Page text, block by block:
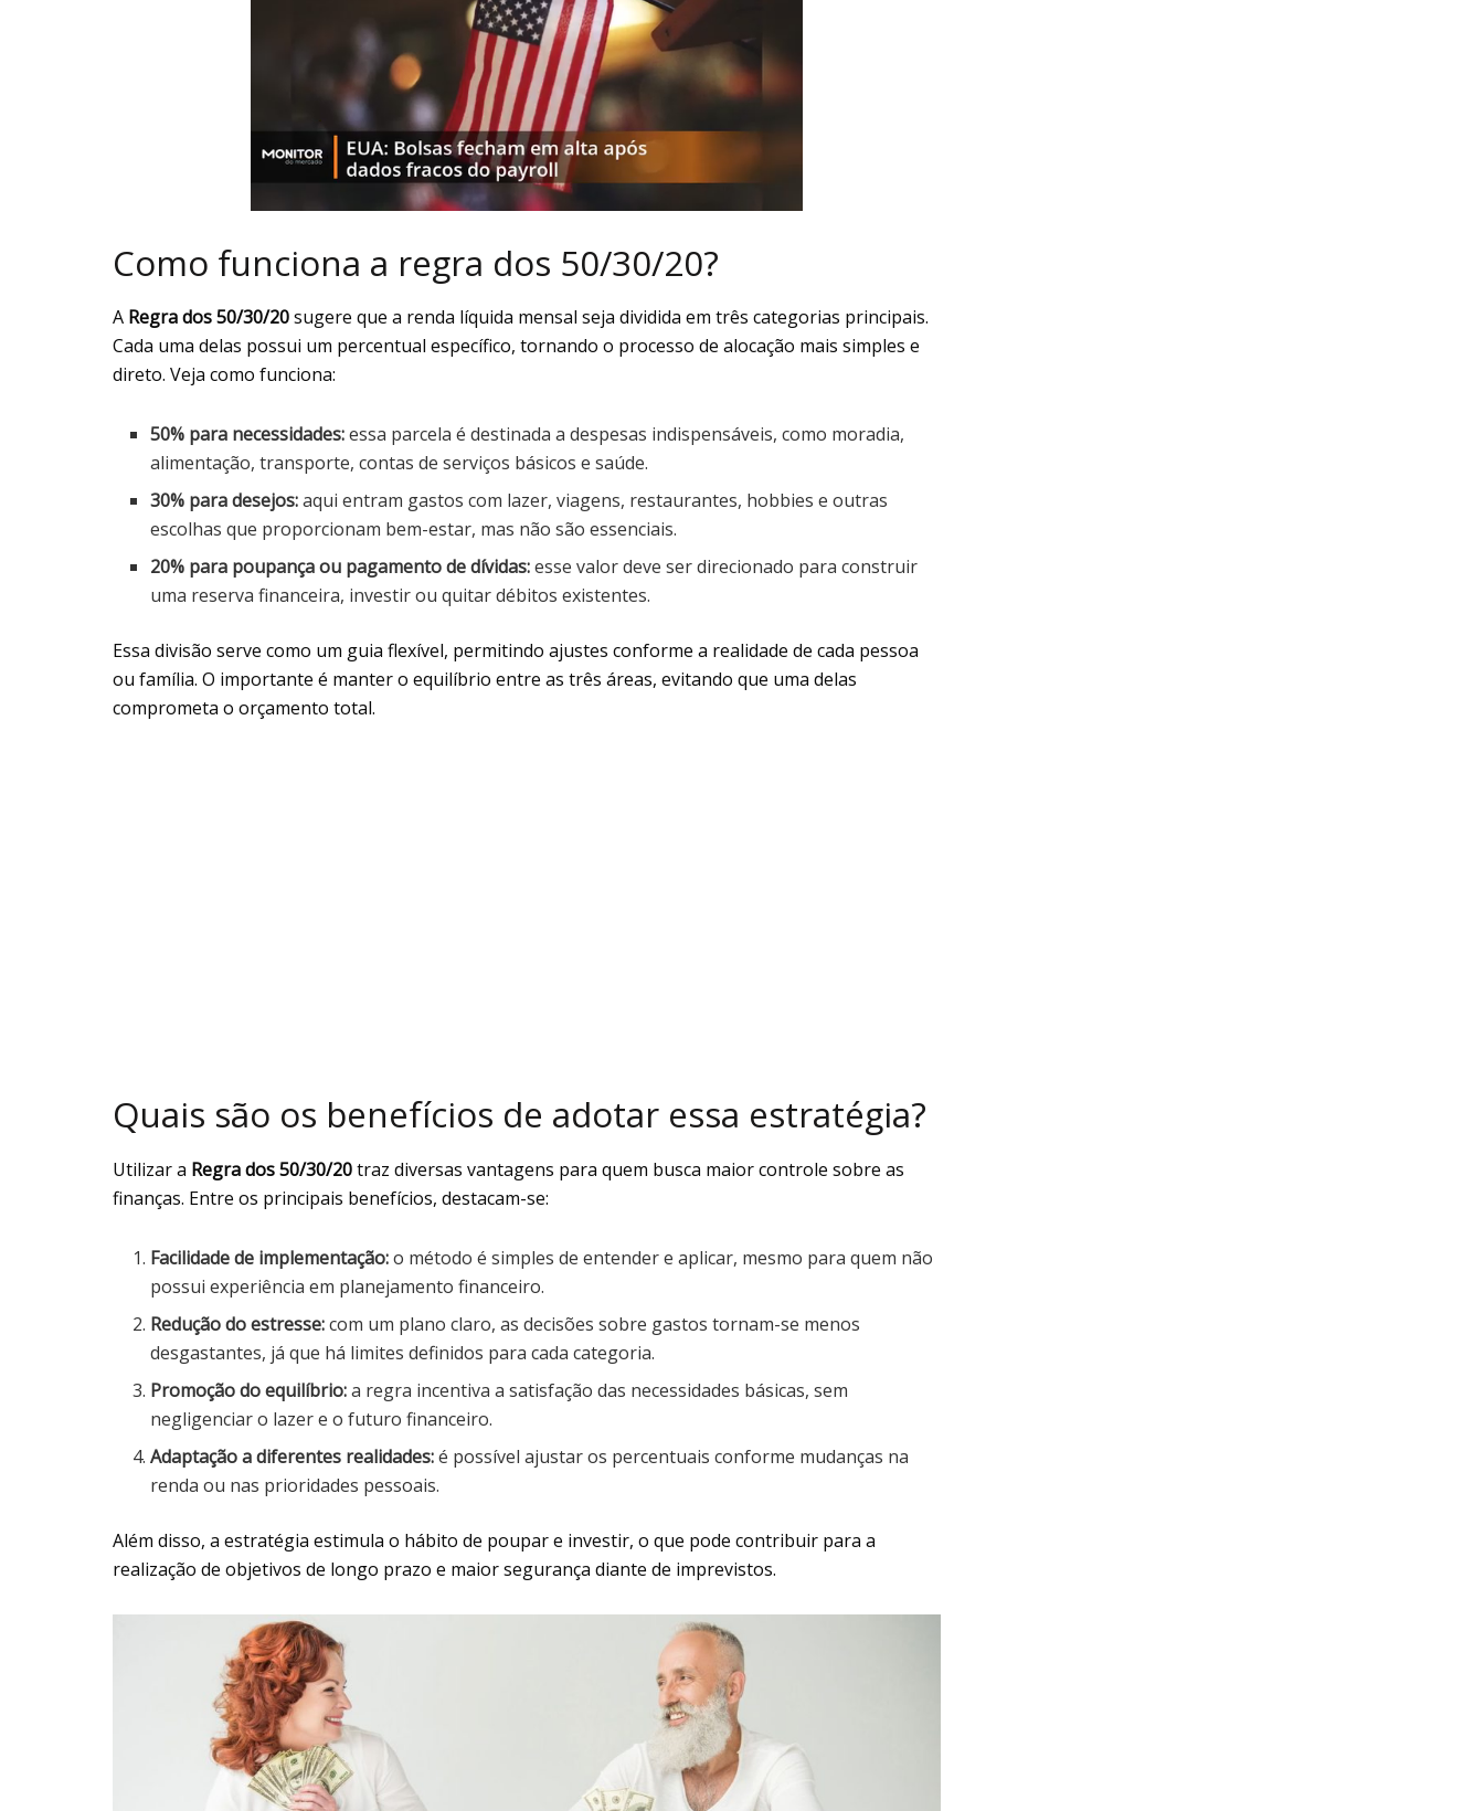
Como funciona a regra dos 50/30/20?
A Regra dos 50/30/20sugere que a renda líquida mensal seja dividida em três categorias principais.
Cada uma delas possui um percentual específico, tornando o processo de alocação mais simples e
direto. Veja como funciona:
50% para necessidades:essa parcela é destinada a despesas indispensáveis, como moradia,
alimentação, transporte, contas de serviços básicos e saúde.
30% para desejos:aqui entram gastos com lazer, viagens, restaurantes, hobbies e outras
escolhas que proporcionam bem-estar, mas não são essenciais.
20% para poupança ou pagamento de dívidas:esse valor deve ser direcionado para construir
uma reserva financeira, investir ou quitar débitos existentes.
Essa divisão serve como um guia flexível, permitindo ajustes conforme a realidade de cada pessoa
ou família. O importante é manter o equilíbrio entre as três áreas, evitando que uma delas
comprometa o orçamento total.
Quais são os benefícios de adotar essa estratégia?
Utilizar a Regra dos 50/30/20traz diversas vantagens para quem busca maior controle sobre as
finanças. Entre os principais benefícios, destacam-se:
Facilidade de implementação:o método é simples de entender e aplicar, mesmo para quem não
possui experiência em planejamento financeiro.
Redução do estresse:com um plano claro, as decisões sobre gastos tornam-se menos
desgastantes, já que há limites definidos para cada categoria.
Promoção do equilíbrio:a regra incentiva a satisfação das necessidades básicas, sem
negligenciar o lazer e o futuro financeiro.
Adaptação a diferentes realidades:é possível ajustar os percentuais conforme mudanças na
renda ou nas prioridades pessoais.
Além disso, a estratégia estimula o hábito de poupar e investir, o que pode contribuir para a
realização de objetivos de longo prazo e maior segurança diante de imprevistos.